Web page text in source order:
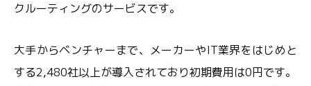
クルーティングのサービスです。
大手からベンチャーまで、メーカーやIT業界をはじめと
する2,480社以上が導入されており初期費用は0円です。